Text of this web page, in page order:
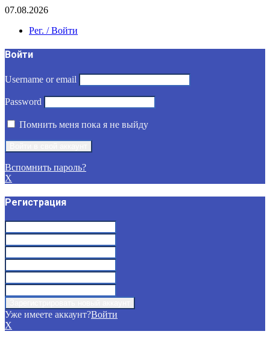
07.08.2026
Рег. / Войти
Войти
Username or email
Password
Помнить меня пока я не выйду
Вспомнить пароль?
X
Регистрация
Уже имеете аккаунт?Войти
X